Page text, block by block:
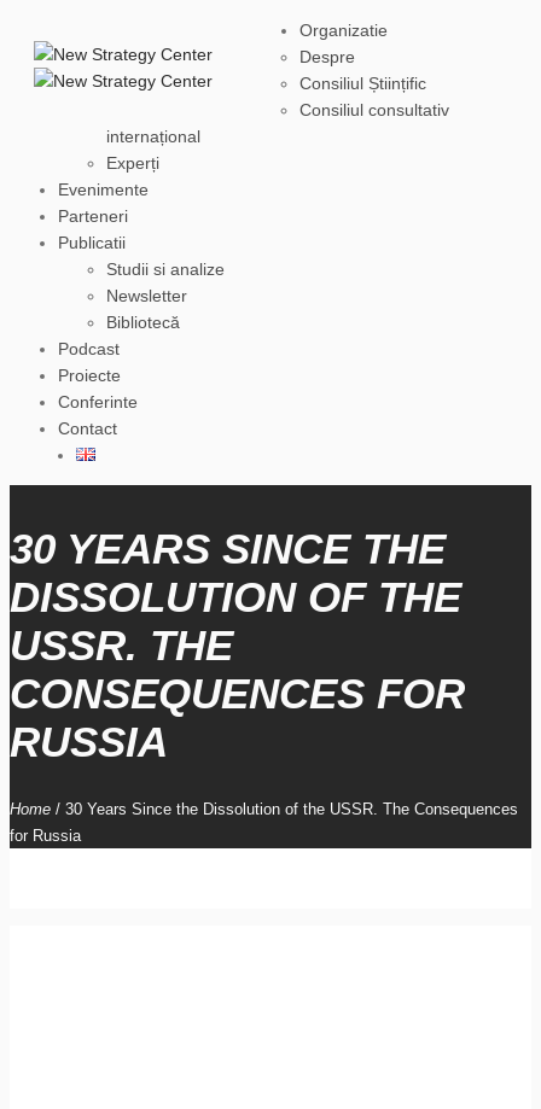
Organizatie
Despre
Consiliul Științific
Consiliul consultativ
internațional
Experți
Evenimente
Parteneri
Publicatii
Studii si analize
Newsletter
Bibliotecă
Podcast
Proiecte
Conferinte
Contact
30 YEARS SINCE THE
DISSOLUTION OF THE
USSR. THE
CONSEQUENCES FOR
RUSSIA
Home / 30 Years Since the Dissolution of the USSR. The Consequences
for Russia